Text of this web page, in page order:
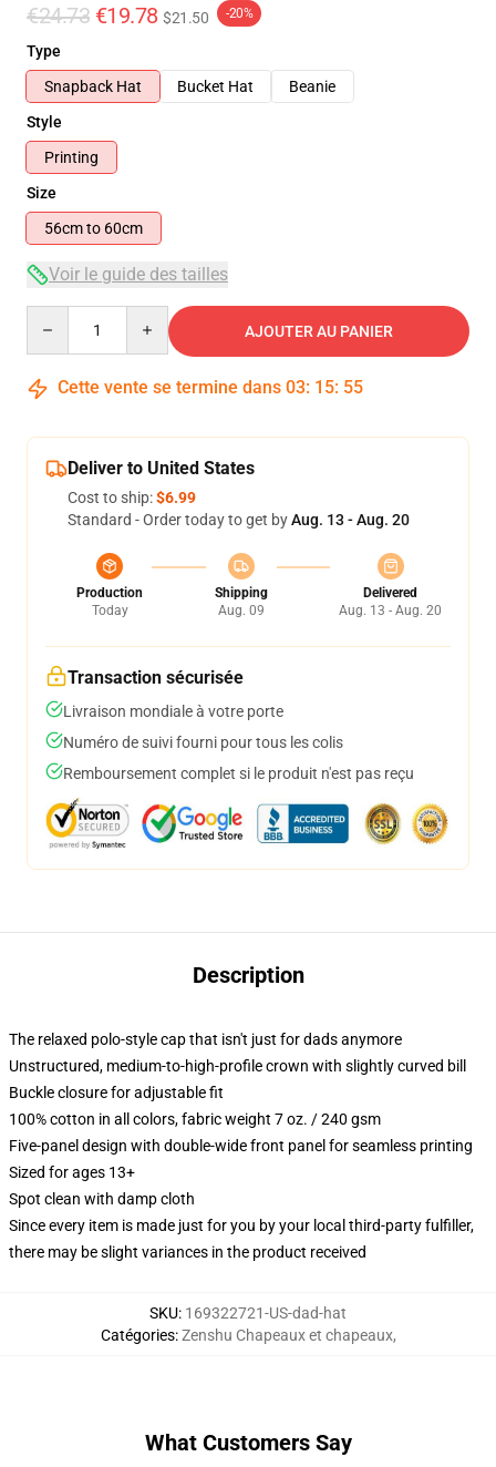
€24.73 €19.78 $21.50 -20%
Type
Snapback Hat
Bucket Hat
Beanie
Style
Printing
Size
56cm to 60cm
Voir le guide des tailles
AJOUTER AU PANIER
Cette vente se termine dans 03: 15: 55
Deliver to United States
Cost to ship:$6.99
Standard - Order today to get byAug. 13 - Aug. 20
Production
Today
Shipping
Aug. 09
Delivered
Aug. 13 - Aug. 20
Transaction sécurisée
Livraison mondiale à votre porte
Numéro de suivi fourni pour tous les colis
Remboursement complet si le produit n'est pas reçu
Description
The relaxed polo-style cap that isn't just for dads anymore
Unstructured, medium-to-high-profile crown with slightly curved bill
Buckle closure for adjustable fit
100% cotton in all colors, fabric weight 7 oz. / 240 gsm
Five-panel design with double-wide front panel for seamless printing
Sized for ages 13+
Spot clean with damp cloth
Since every item is made just for you by your local third-party fulfiller,
there may be slight variances in the product received
SKU: 169322721-US-dad-hat
Catégories:Zenshu Chapeaux et chapeaux,
What Customers Say